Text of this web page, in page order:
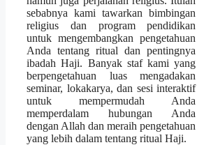
sebabnya kami tawarkan bimbingan
religius dan program pendidikan
untuk mengembangkan pengetahuan
Anda tentang ritual dan pentingnya
ibadah Haji. Banyak staf kami yang
berpengetahuan luas mengadakan
seminar, lokakarya, dan sesi interaktif
untuk mempermudah Anda
memperdalam hubungan Anda
dengan Allah dan meraih pengetahuan
yang lebih dalam tentang ritual Haji.